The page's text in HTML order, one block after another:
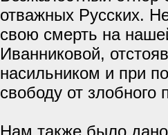
отважных Русских.
свою смерть на
Иванниковой,
насильником и при
свободу от
Нам также было